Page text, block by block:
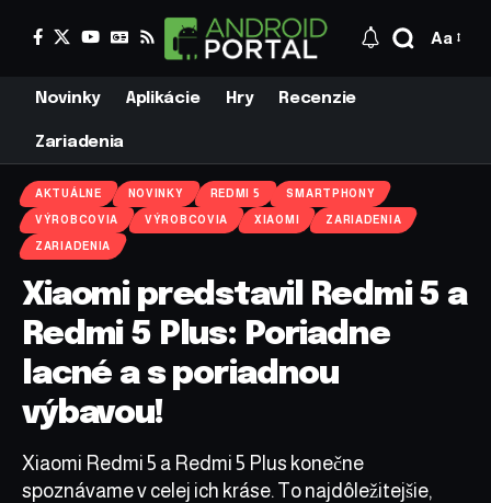
Aa
Novinky Aplikácie Hry Recenzie
Zariadenia
AKTUÁLNE NOVINKY REDMI 5 SMARTPHONY
VÝROBCOVIA VÝROBCOVIA XIAOMI ZARIADENIA
ZARIADENIA
Xiaomi predstavil Redmi 5 a
Redmi 5 Plus: Poriadne
lacné a s poriadnou
výbavou!
Xiaomi Redmi 5 a Redmi 5 Plus konečne
spoznávame v celej ich kráse. To najdôležitejšie,